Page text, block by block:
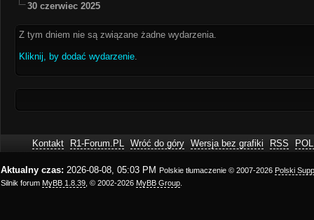
30 czerwiec 2025
Z tym dniem nie są związane żadne wydarzenia.
Kliknij, by dodać wydarzenie.
Kontakt R1-Forum.PL Wróć do góry Wersja bez grafiki RSS
Aktualny czas: 2026-08-08, 05:03 PM Polskie tłumaczenie © 2007-2026 Polski
Silnik forum MyBB 1.8.39 , © 2002-2026 MyBB Group